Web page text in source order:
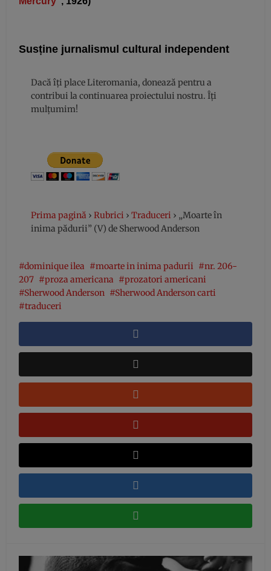
Susține jurnalismul cultural independent
Dacă îți place Literomania, donează pentru a
contribui la continuarea proiectului nostru. Îți
mulțumim!
Prima pagină › Rubrici › Traduceri › „Moarte în
inima pădurii” (V) de Sherwood Anderson
dominique ilea moarte in inima padurii
nr. 206-
207
proza americana
prozatori americani
Sherwood Anderson
Sherwood Anderson carti
traduceri